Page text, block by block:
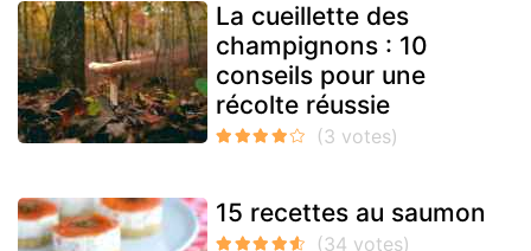
La cueillette des
champignons : 10
conseils pour une
récolte réussie
15 recettes au saumon